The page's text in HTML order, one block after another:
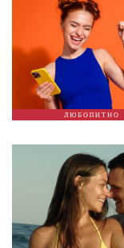
ЛЮБОПИТНО